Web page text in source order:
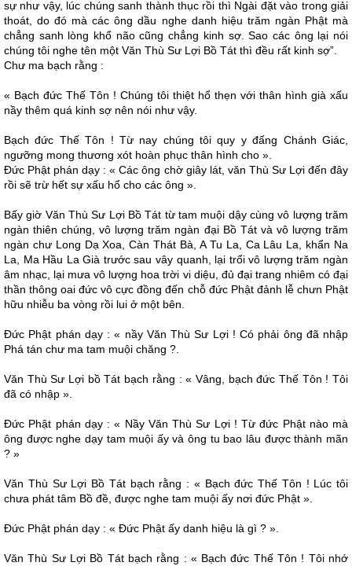
sự như vậy, lúc chúng sanh thành thục rồi thì Ngài đặt vào trong giải
thoát, do đó mà các ông dầu nghe danh hiệu trăm ngàn Phật mà
chẳng sanh lòng khổ não cũng chẳng kinh sợ. Sao các ông lại nói
chúng tôi nghe tên một Văn Thù Sư Lợi Bồ Tát thì đều rất kinh sợ”.
Chư ma bạch rằng :
« Bạch đức Thế Tôn ! Chúng tôi thiệt hổ thẹn với thân hình già xấu
nầy thêm quá kinh sợ nên nói như vậy.
Bạch đức Thế Tôn ! Từ nay chúng tôi quy y đấng Chánh Giác,
ngưỡng mong thương xót hoàn phục thân hình cho ».
Ðức Phật phán dạy : « Các ông chờ giây lát, văn Thù Sư Lợi đến đây
rồi sẽ trừ hết sự xấu hổ cho các ông ».
Bấy giờ Văn Thù Sư Lợi Bồ Tát từ tam muội dậy cùng vô lượng trăm
ngàn thiên chúng, vô lượng trăm ngàn đại Bồ Tát và vô lượng trăm
ngàn chư Long Dạ Xoa, Càn Thát Bà, A Tu La, Ca Lâu La, khẩn Na
La, Ma Hầu La Già trước sau vây quanh, lại trổi vô lượng trăm ngàn
âm nhạc, lại mưa vô lượng hoa trời vi diệu, đủ đại trang nhiêm có đại
thần thông oai đức vô cực đồng đến chỗ đức Phật đảnh lễ chưn Phật
hữu nhiễu ba vòng rồi lui ở một bên.
Ðức Phật phán dạy : « nầy Văn Thù Sư Lợi ! Có phải ông đã nhập
Phá tán chư ma tam muội chăng ?.
Văn Thù Sư Lợi bồ Tát bạch rằng : « Vâng, bạch đức Thế Tôn ! Tôi
đã có nhập ».
Ðức Phật phán dạy : « Nầy Văn Thù Sư Lợi ! Từ đức Phật nào mà
ông được nghe dạy tam muội ấy và ông tu bao lâu được thành mãn
? »
Văn Thù Sư Lợi Bồ Tát bạch rằng : « Bạch đức Thế Tôn ! Lúc tôi
chưa phát tâm Bồ đề, được nghe tam muội ấy nơi đức Phật ».
Ðức Phật phán dạy : « Ðức Phật ấy danh hiệu là gì ? ».
Văn Thù Sư Lợi Bồ Tát bạch rằng : « Bạch đức Thế Tôn ! Tôi nhớ